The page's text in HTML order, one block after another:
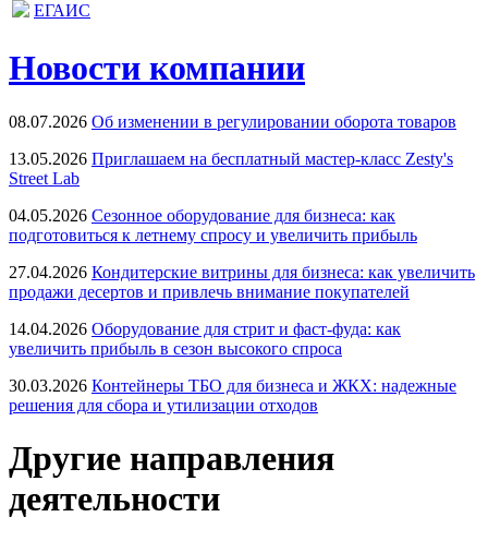
ЕГАИС
Новости компании
08.07.2026 Об изменении в регулировании оборота товаров
13.05.2026 Приглашаем на бесплатный мастер-класс Zesty's
Street Lab
04.05.2026 Сезонное оборудование для бизнеса: как
подготовиться к летнему спросу и увеличить прибыль
27.04.2026 Кондитерские витрины для бизнеса: как увеличить
продажи десертов и привлечь внимание покупателей
14.04.2026 Оборудование для стрит и фаст-фуда: как
увеличить прибыль в сезон высокого спроса
30.03.2026 Контейнеры ТБО для бизнеса и ЖКХ: надежные
решения для сбора и утилизации отходов
Другие направления
деятельности